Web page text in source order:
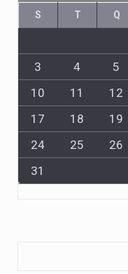
S T Q
3
4 5
10
11 12
17
18 19
24
25 26
31